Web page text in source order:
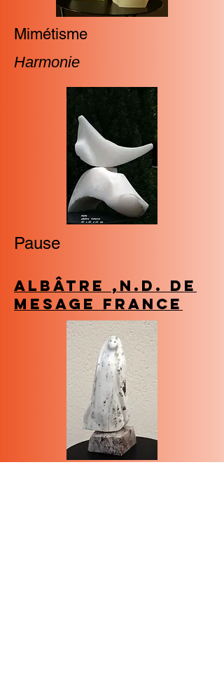
Mimétisme
Harmonie
Pause
Albâtre ,N.D. de
Mesage FRANCE